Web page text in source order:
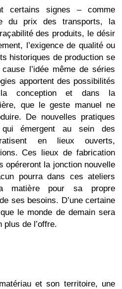
certains signes – comme
du prix des transports, la
des produits, le désir
l’exigence de qualité ou
historiques de production se
l’idée même de séries
apportent des possibilités
conception et dans la
que le geste manuel ne
De nouvelles pratiques
émergent au sein des
en lieux ouverts,
Ces lieux de fabrication
opéreront la jonction nouvelle
pourra dans ces ateliers
matière pour sa propre
ses besoins. D’une certaine
le monde de demain sera
plus de l’offre.
et son territoire, une